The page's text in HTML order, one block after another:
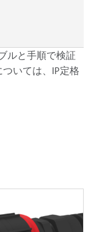
ルと手順で検証
いては、IP定格